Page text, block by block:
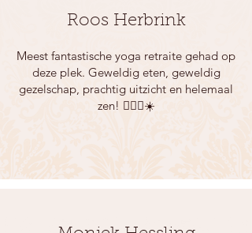
Roos Herbrink
Meest fantastische yoga retraite gehad op
deze plek. Geweldig eten, geweldig
gezelschap, prachtig uitzicht en helemaal
zen! 🧘🏼‍♀️☀️